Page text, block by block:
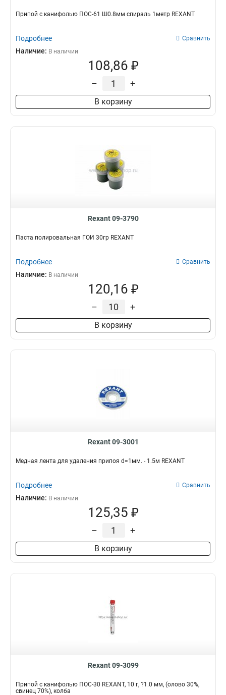
Припой с канифолью ПОС-61 Ш0.8мм спираль 1метр REXANT
Подробнее Сравнить
Наличие: В наличии
108,86 ₽
– +
В корзину
Rexant 09-3790
Паста полировальная ГОИ 30гр REXANT
Подробнее Сравнить
Наличие: В наличии
120,16 ₽
– +
В корзину
Rexant 09-3001
Медная лента для удаления припоя d=1мм. - 1.5м REXANT
Подробнее Сравнить
Наличие: В наличии
125,35 ₽
– +
В корзину
Rexant 09-3099
Припой с канифолью ПОС-30 REXANT, 10 г, ?1.0 мм, (олово 30%,
свинец 70%), колба